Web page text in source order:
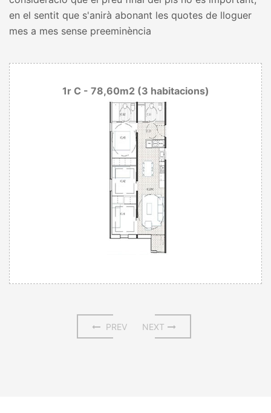
en el sentit que s'anirà abonant les quotes de lloguer
mes a mes sense preeminència
1r C - 78,60m2 (3 habitacions)
PREV NEXT